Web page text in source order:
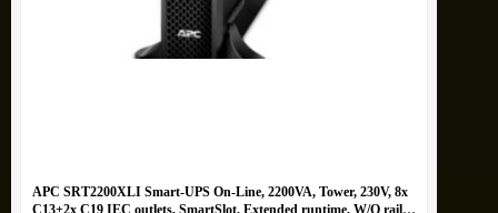
APC SRT2200XLI Smart-UPS On-Line, 2200VA, Tower, 230V, 8x
C13+2x C19 IEC outlets, SmartSlot, Extended runtime, W/O rail